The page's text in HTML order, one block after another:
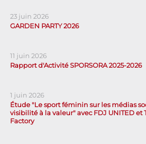
23 juin 2026
GARDEN PARTY 2026
11 juin 2026
Rapport d'Activité SPORSORA 2025-2026
1 juin 2026
Étude "Le sport féminin sur les médias
visibilité à la valeur" avec FDJ UNITED et
Factory